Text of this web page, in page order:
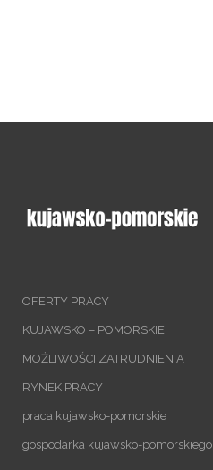
OFERTY PRACY
KUJAWSKO – POMORSKIE
MOŻLIWOŚCI ZATRUDNIENIA
RYNEK PRACY
praca kujawsko-pomorskie
gospodarka kujawsko-pomorskiego